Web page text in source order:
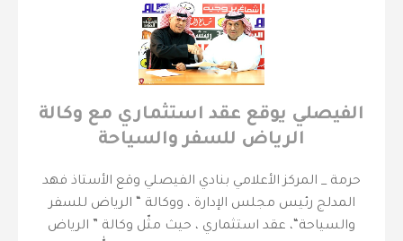
الفيصلي يوقع عقد استثماري مع وكالة
الرياض للسفر والسياحة
حرمة _ المركز الأعلامي بنادي الفيصلي ‎وقع الأستاذ فهد
المدلج رئيس مجلس الإدارة ، ووكالة “ الرياض للسفر
والسياحة“، عقد استثماري ، حيث مثّل وكالة ” الرياض